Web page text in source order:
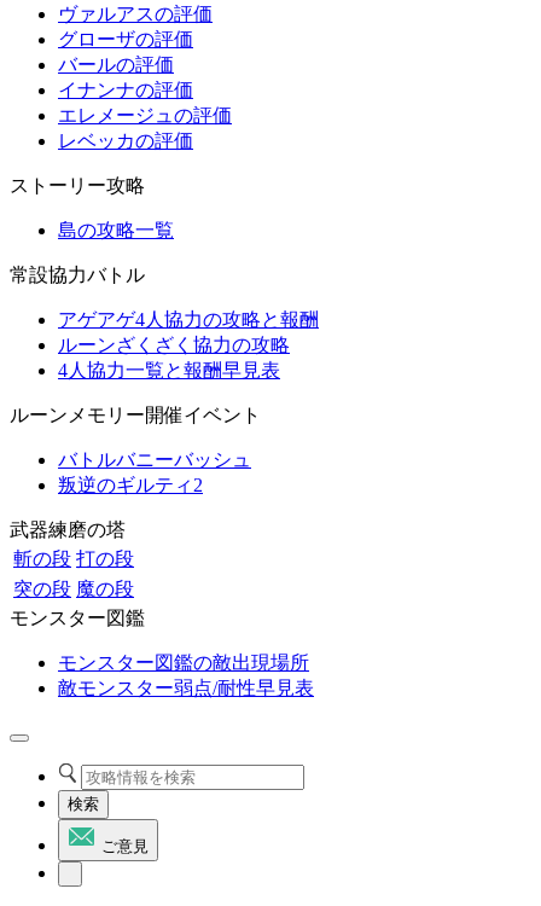
ヴァルアスの評価
グローザの評価
バールの評価
イナンナの評価
エレメージュの評価
レベッカの評価
ストーリー攻略
島の攻略一覧
常設協力バトル
アゲアゲ4人協力の攻略と報酬
ルーンざくざく協力の攻略
4人協力一覧と報酬早見表
ルーンメモリー開催イベント
バトルバニーバッシュ
叛逆のギルティ2
武器練磨の塔
斬の段 打の段
突の段 魔の段
モンスター図鑑
モンスター図鑑の敵出現場所
敵モンスター弱点/耐性早見表
検索
ご意見